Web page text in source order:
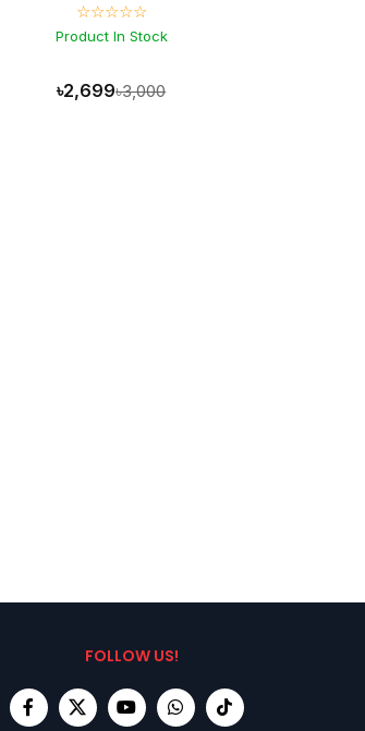
☆☆☆☆☆
Product In Stock
৳2,699৳3,000
FOLLOW US!